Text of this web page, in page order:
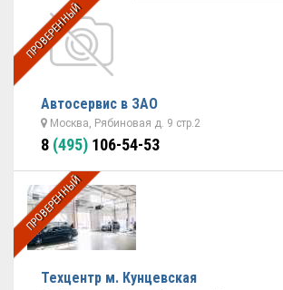
ПРОВЕРЕННЫЙ
Автосервис в ЗАО
Москва, Рябиновая д. 9 стр.2
8 (495) 106-54-53
ПРОВЕРЕННЫЙ
Техцентр м. Кунцевская